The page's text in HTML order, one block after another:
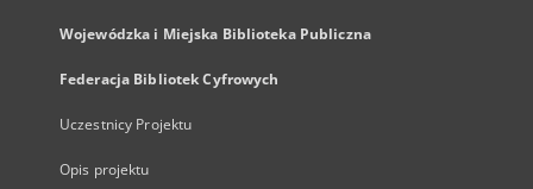
Wojewódzka i Miejska Biblioteka Publiczna
Federacja Bibliotek Cyfrowych
Uczestnicy Projektu
Opis projektu